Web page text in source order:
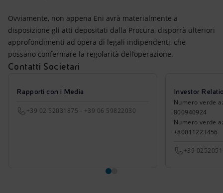
Ovviamente, non appena Eni avrà materialmente a
disposizione gli atti depositati dalla Procura, disporrà ulteriori
approfondimenti ad opera di legali indipendenti, che
possano confermare la regolarità dell’operazione.
Contatti Societari
Rapporti con i Media
+39 02 52031875 - +39 06 59822030
Investor
Numero verde
800940924
Numero verde
+80011223456
+39